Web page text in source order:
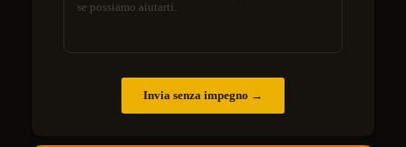
Invia senza impegno →